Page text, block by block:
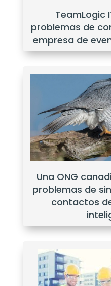
TeamLogic
problemas de
empresa de
Una ONG
problemas de
contactos